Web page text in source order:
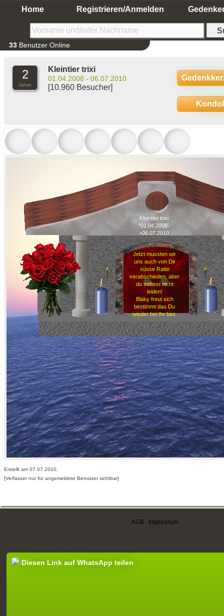
Home Registrieren/Anmelden
33 Benutzer Online
2
Jahre
Kleintier trixi
01.04.2008 - 06.07.2010
[10.960 Besucher]
Kleintier trixi
*01.04.2008-
+06.07.2010
Jetzt mussten wir
uns auch von Dir
süsse Ratte
verabschieden, aber
du solltest nicht
leiden!
Blaky freut sich
bestimmt das Du
wieder bei Ihr bist.
Erstellt am 07.07.2010,
[Verfasser nur für angemeldete Benutzer sichtbar]
AGB Impressum
Diesen Link auf WhatsApp teilen